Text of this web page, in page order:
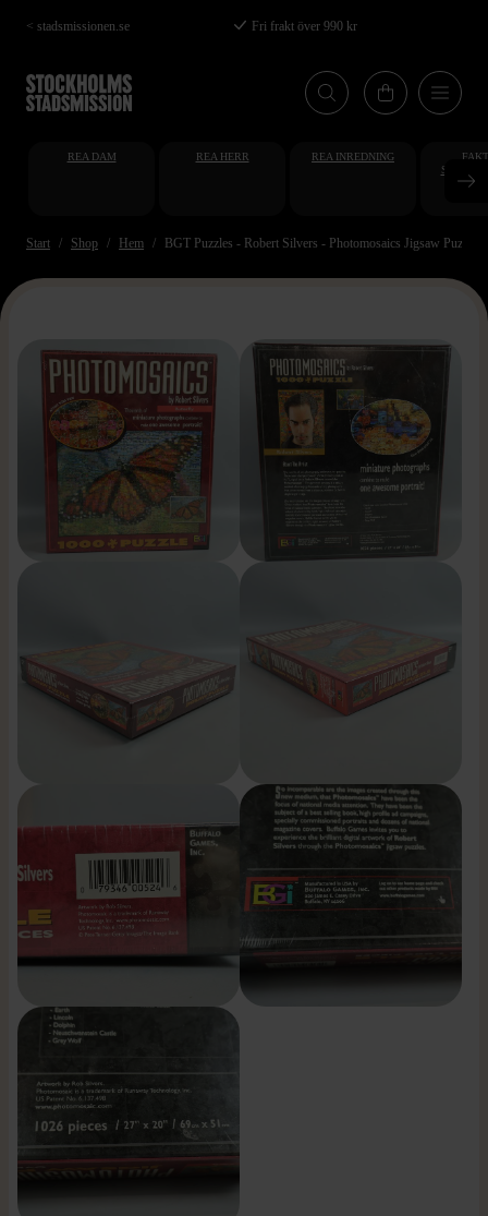
Hoppa
till
huvudinnehåll
< stadsmissionen.se Fri frakt över 990 kr
REA DAM REA HERR REA INREDNING
Start Shop Hem BGT Puzzles - Robert Silvers - Photomosaics Jigsaw